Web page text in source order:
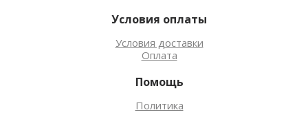
Условия оплаты
Условия доставки
Оплата
Помощь
Политика